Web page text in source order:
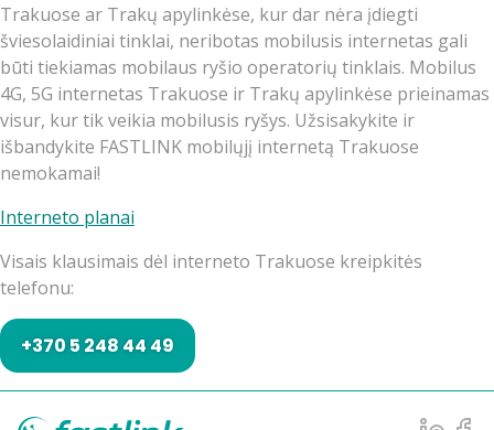
Trakuose ar Trakų apylinkėse, kur dar nėra įdiegti
šviesolaidiniai tinklai, neribotas mobilusis internetas gali
būti tiekiamas mobilaus ryšio operatorių tinklais. Mobilus
4G, 5G internetas Trakuose ir Trakų apylinkėse prieinamas
visur, kur tik veikia mobilusis ryšys. Užsisakykite ir
išbandykite FASTLINK mobilųjį internetą Trakuose
nemokamai!
Interneto planai
Visais klausimais dėl interneto Trakuose kreipkitės
telefonu:
+370 5 248 44 49